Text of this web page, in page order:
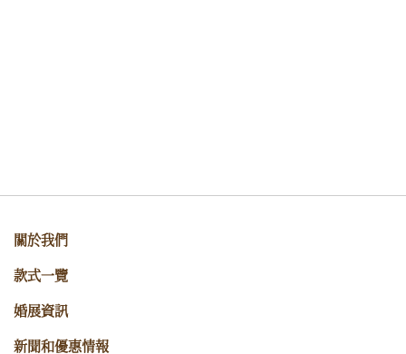
關於我們
款式一覽
婚展資訊
新聞和優惠情報